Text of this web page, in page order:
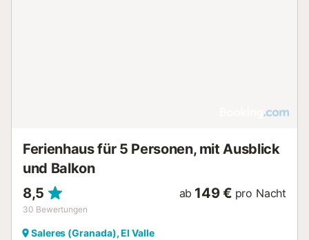
Ferienhaus für 5 Personen, mit Ausblick
und Balkon
8,5
30 Bewertungen
ab 149 € pro Nacht
Saleres (Granada), El Valle